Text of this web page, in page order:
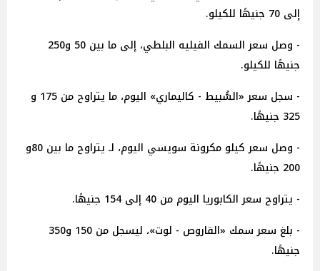
إلى 70 جنيهًا للكيلو.
- وصل سعر السمك الفيليه البلطي، إلى ما بين 50 و250
جنيهًا للكيلو.
- سجل سعر «السُّبيط - كاليماري» اليوم، ما يتراوح من 175 و
325 جنيهًا.
- وصل سعر كيلو مكرونة سويسي اليوم، لـ يتراوح ما بين 80و
200 جنيهًا.
- يتراوح سعر الكابوريا اليوم من 40 إلى 154 جنيهًا.
- بلغ سعر سمك «القاروص - لوت»، ليسجل من 150 و350
جنيهًا.